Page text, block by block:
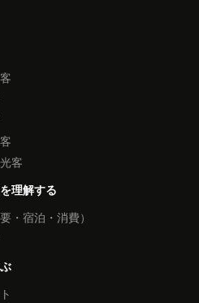
客
理解する
・宿泊・消費）